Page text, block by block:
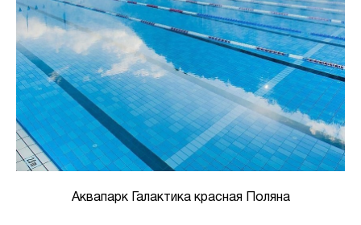
Аквапарк Галактика красная Поляна